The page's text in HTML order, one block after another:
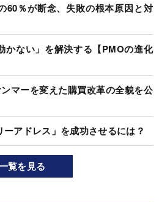
60％が断念、失敗の根本原因と対
かない」を解決する【PMOの進化
マーを変えた購買改革の全貌を公
アドレス」を成功させるには？
覧を見る